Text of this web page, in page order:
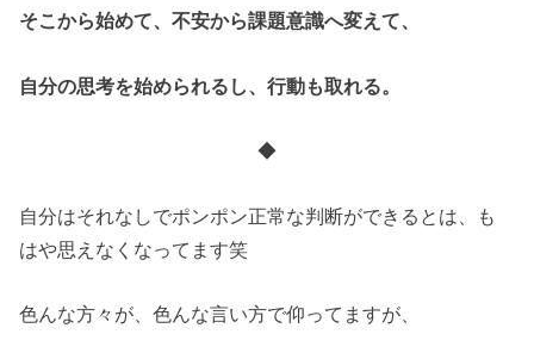
そこから始めて、不安から課題意識へ変えて、
自分の思考を始められるし、行動も取れる。
◆
自分はそれなしでポンポン正常な判断ができるとは、も
はや思えなくなってます笑
色んな方々が、色んな言い方で仰ってますが、